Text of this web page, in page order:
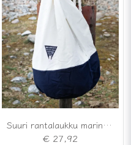
Suuri rantalaukku marine valkoinen
€ 27,92